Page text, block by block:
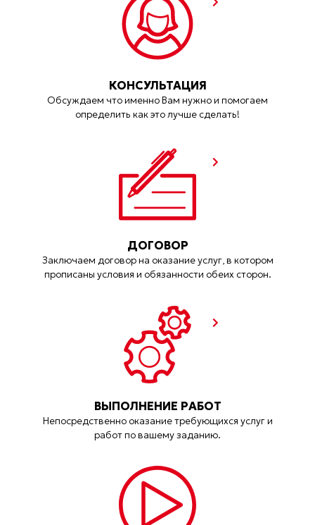
КОНСУЛЬТАЦИЯ
Обсуждаем что именно Вам нужно и помогаем
определить как это лучше сделать!
ДОГОВОР
Заключаем договор на оказание услуг, в котором
прописаны условия и обязанности обеих сторон.
ВЫПОЛНЕНИЕ РАБОТ
Непосредственно оказание требующихся услуг и
работ по вашему заданию.